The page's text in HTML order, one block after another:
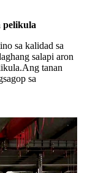
pelikula
sa kalidad sa
salapi aron
tanan
sa